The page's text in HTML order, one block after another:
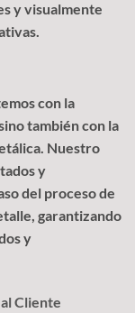
y visualmente
con la
también con la
Nuestro
y
del proceso de
garantizando
y
Cliente